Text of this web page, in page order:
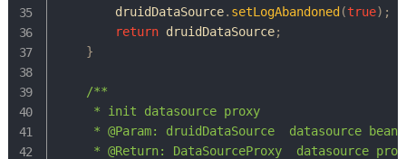
        druidDataSource
. setLogAbandoned (true) ;
return druidDataSource;
}
/**
     * init datasource proxy
* @Param: druidDataSource  datasource bean
* @Return: DataSourceProxy  datasource